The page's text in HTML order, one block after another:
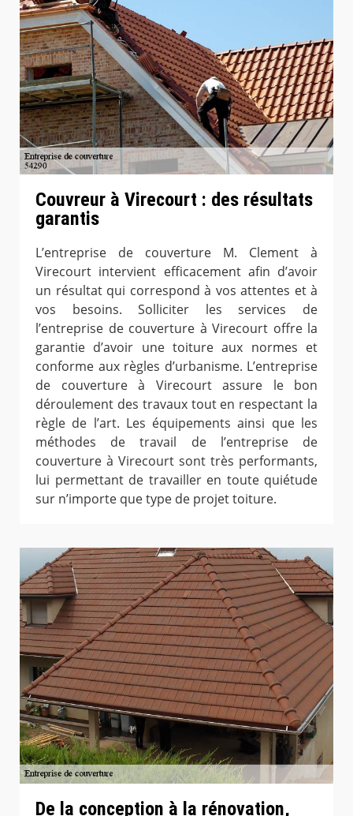
Couvreur à Virecourt : des résultats
garantis
L’entreprise de couverture M. Clement à
Virecourt intervient efficacement afin d’avoir
un résultat qui correspond à vos attentes et à
vos besoins. Solliciter les services de
l’entreprise de couverture à Virecourt offre la
garantie d’avoir une toiture aux normes et
conforme aux règles d’urbanisme. L’entreprise
de couverture à Virecourt assure le bon
déroulement des travaux tout en respectant la
règle de l’art. Les équipements ainsi que les
méthodes de travail de l’entreprise de
couverture à Virecourt sont très performants,
lui permettant de travailler en toute quiétude
sur n’importe que type de projet toiture.
De la conception à la rénovation,